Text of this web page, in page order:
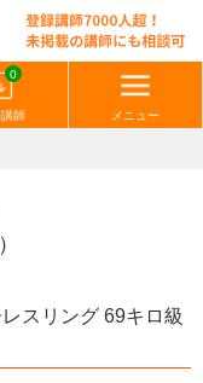
0
師 メニュー
スリング 69キロ級